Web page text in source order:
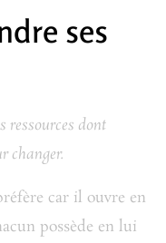
ses
ressources dont
changer.
car il ouvre en
possède en lui